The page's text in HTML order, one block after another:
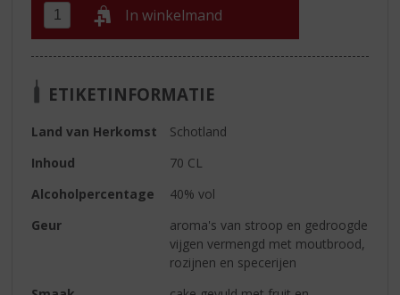
In winkelmand
ETIKETINFORMATIE
Land van Herkomst
Schotland
Inhoud
70 CL
Alcoholpercentage
40% vol
Geur
aroma's van stroop en gedroogde
vijgen vermengd met moutbrood,
rozijnen en specerijen